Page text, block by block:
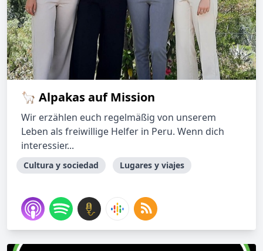
🦙 Alpakas auf Mission
Wir erzählen euch regelmäßig von unserem
Leben als freiwillige Helfer in Peru. Wenn dich
interessier...
Cultura y sociedad Lugares y viajes